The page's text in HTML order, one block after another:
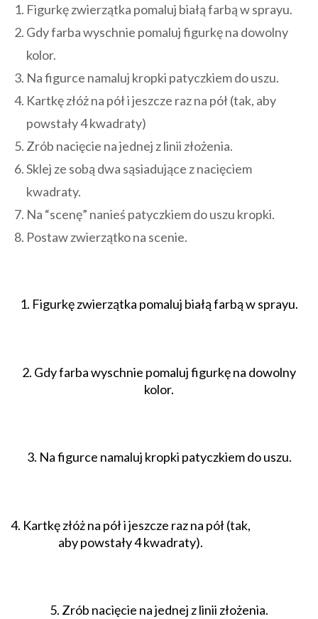
Figurkę zwierzątka pomaluj białą farbą w sprayu.
Gdy farba wyschnie pomaluj figurkę na dowolny
kolor.
Na figurce namaluj kropki patyczkiem do uszu.
Kartkę złóż na pół i jeszcze raz na pół (tak, aby
powstały 4 kwadraty)
Zrób nacięcie na jednej z linii złożenia.
Sklej ze sobą dwa sąsiadujące z nacięciem
kwadraty.
Na “scenę” nanieś patyczkiem do uszu kropki.
Postaw zwierzątko na scenie.
1. Figurkę zwierzątka pomaluj białą farbą w sprayu.
2. Gdy farba wyschnie pomaluj figurkę na dowolny
kolor.
3. Na figurce namaluj kropki patyczkiem do uszu.
4. Kartkę złóż na pół i jeszcze raz na pół (tak,
aby powstały 4 kwadraty).
5. Zrób nacięcie na jednej z linii złożenia.